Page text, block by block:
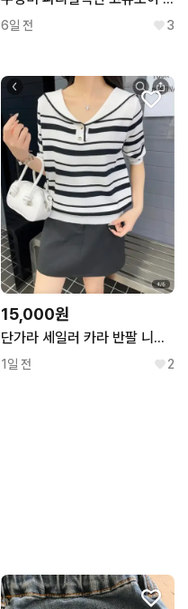
6일 전 3
15,000원
단가라 세일러 카라 반팔 니트/66새상품
1일 전 2